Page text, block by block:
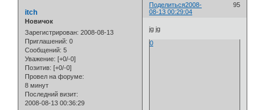
Поделиться 95
2008-
08-13 00:29:04
itch
Новичок
Зарегистрирован: 2008-08-13
Приглашений: 0
Сообщений: 5
Уважение: [+0/-0]
Позитив: [+0/-0]
Провел на форуме:
8 минут
Последний визит:
2008-08-13 00:36:29
jg jg
0